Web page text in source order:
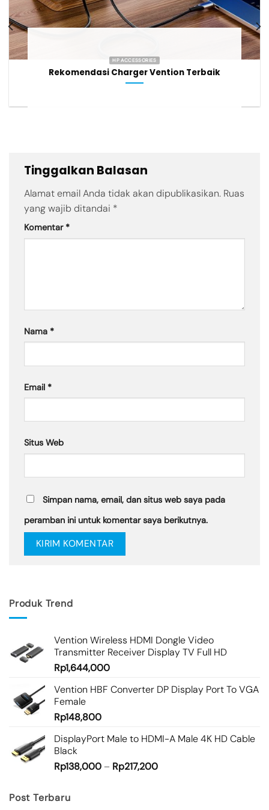
HP ACCESSORIES
Rekomendasi Charger Vention Terbaik
Tinggalkan Balasan
Alamat email Anda tidak akan dipublikasikan. Ruas
yang wajib ditandai *
Komentar *
Nama *
Email *
Situs Web
Simpan nama, email, dan situs web saya pada
peramban ini untuk komentar saya berikutnya.
Produk Trend
Vention Wireless HDMI Dongle Video
Transmitter Receiver Display TV Full HD
Rp1,644,000
Vention HBF Converter DP Display Port To VGA
Female
Rp148,800
DisplayPort Male to HDMI-A Male 4K HD Cable
Black
Rp138,000– Rp217,200
Post Terbaru